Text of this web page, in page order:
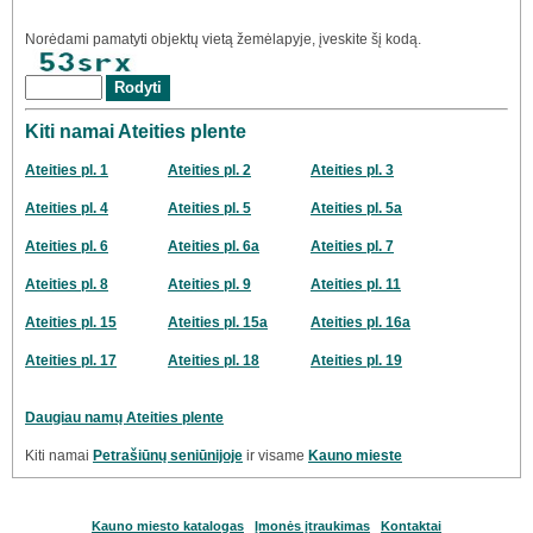
Norėdami pamatyti objektų vietą žemėlapyje, įveskite šį kodą.
Kiti namai Ateities plente
Ateities pl. 1 Ateities pl. 2 Ateities pl. 3
Ateities pl. 4 Ateities pl. 5 Ateities pl. 5a
Ateities pl. 6 Ateities pl. 6a Ateities pl. 7
Ateities pl. 8 Ateities pl. 9 Ateities pl. 11
Ateities pl. 15 Ateities pl. 15a Ateities pl. 16a
Ateities pl. 17 Ateities pl. 18 Ateities pl. 19
Daugiau namų Ateities plente
Kiti namai Petrašiūnų seniūnijoje ir visame Kauno mieste
Kauno miesto katalogas Įmonės įtraukimas Kontaktai